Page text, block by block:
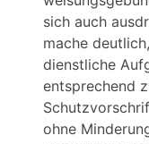
sich auch
mache
dienstliche
entsprechend
ohne